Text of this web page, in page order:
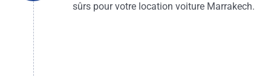
sûrs pour votre location voiture Marrakech.